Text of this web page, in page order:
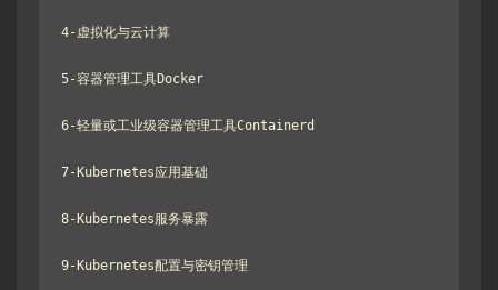
4-虚拟化与云计算
5-容器管理工具Docker
6-轻量或工业级容器管理工具Containerd
7-Kubernetes应用基础
8-Kubernetes服务暴露
9-Kubernetes配置与密钥管理